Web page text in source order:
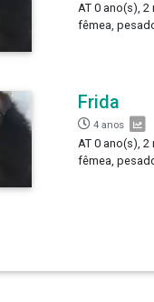
AT 0 ano(s),
fêmea,
Frida
4 anos
AT 0 ano(s),
fêmea,